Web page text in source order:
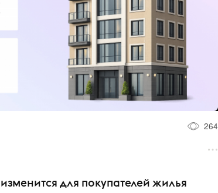
264
для покупателей жилья